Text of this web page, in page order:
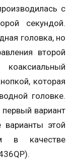
с
секундой.
головка, но
второй
которая
головке.
вариант
варианты этой
в качестве